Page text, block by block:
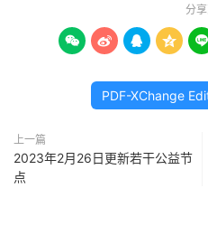
分享
    
PDF-XChange
上一篇
2023年2月26日更新若干公益节
点